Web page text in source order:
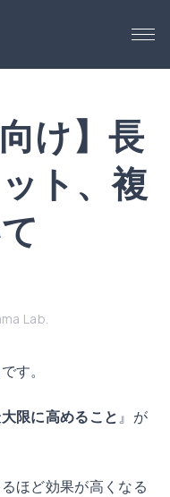
け】長
ト、複
Lab.
す。
限に高めること』が
ほど効果が高くなる